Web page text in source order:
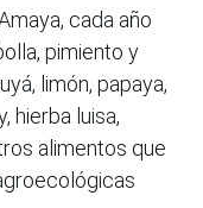
cada año
pimiento y
limón, papaya,
hierba luisa,
alimentos que